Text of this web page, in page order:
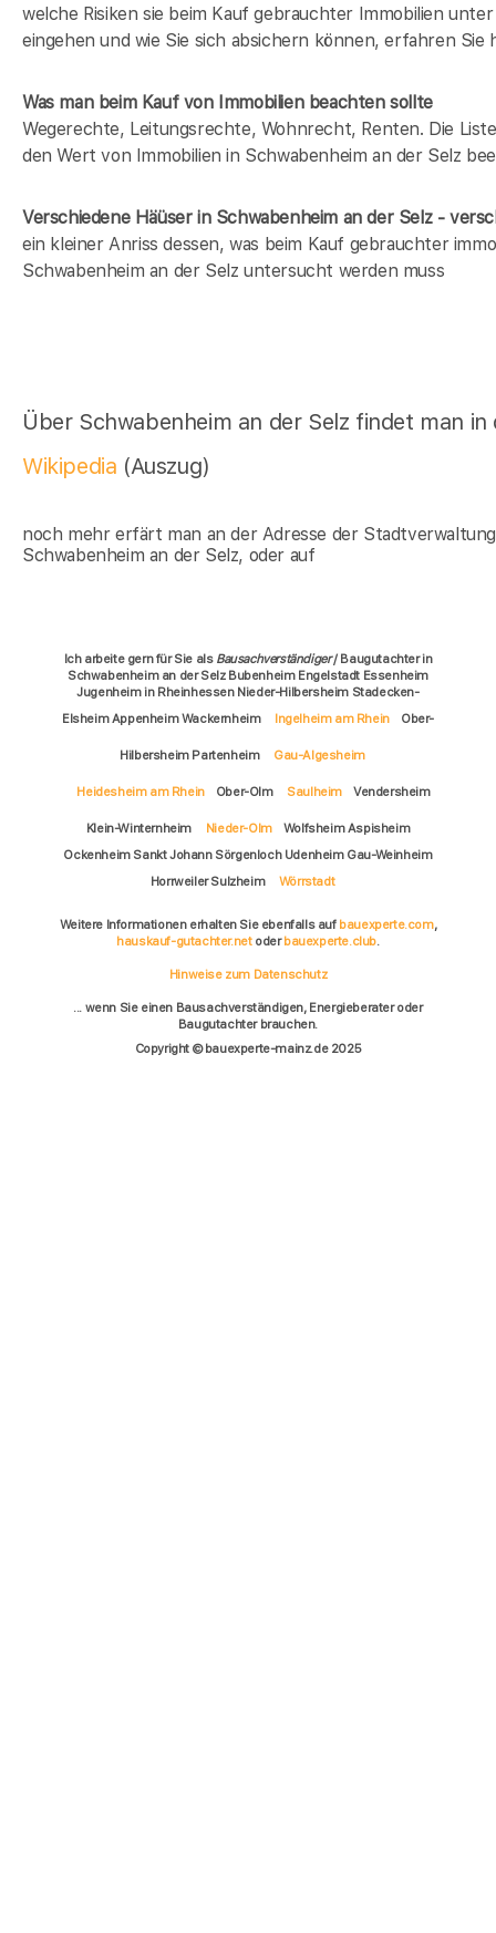
welche Risiken sie beim Kauf gebrauchter Immobilien
eingehen und wie Sie sich absichern können, erfahren Sie
Was man beim Kauf von Immobilien beachten sollte
Wegerechte, Leitungsrechte, Wohnrecht, Renten. Die
den Wert von Immobilien in Schwabenheim an der Selz
Verschiedene Häüser in Schwabenheim an der Selz -
ein kleiner Anriss dessen, was beim Kauf gebrauchter
Schwabenheim an der Selz untersucht werden muss
Über Schwabenheim an der Selz findet man in
Wikipedia (Auszug)
noch mehr erfärt man an der Adresse der
Schwabenheim an der Selz, oder auf
Ich arbeite gern für Sie als Bausachverständiger/ Baugutachter in
Schwabenheim an der Selz Bubenheim Engelstadt Essenheim
Jugenheim in Rheinhessen Nieder-Hilbersheim Stadecken-
Elsheim Appenheim Wackernheim
Ingelheim am Rhein Ober-
Hilbersheim Partenheim Gau-Algesheim
Heidesheim am Rhein Ober-Olm Saulheim Vendersheim
Klein-Winternheim Nieder-Olm
Wolfsheim Aspisheim
Ockenheim Sankt Johann Sörgenloch Udenheim Gau-Weinheim
Horrweiler Sulzheim
Wörrstadt
Weitere Informationen erhalten Sie ebenfalls auf bauexperte.com,
hauskauf-gutachter.netoderbauexperte.club.
Hinweise zum Datenschutz
... wenn Sie einen Bausachverständigen, Energieberater oder
Baugutachter brauchen.
Copyright © bauexperte-mainz.de 2025